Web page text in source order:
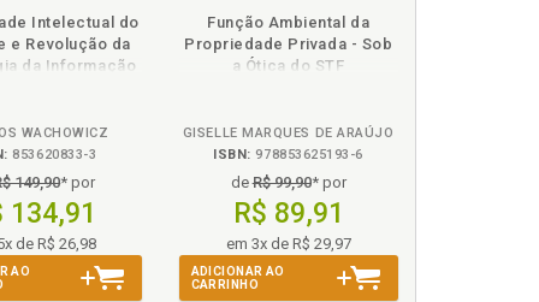
Disponível
na
B.V.
páginas
Intelectual do
e Revolução da
da Informação
WACHOWICZ
853620833-3
149,90* por
134,91
de R$ 26,98
AO
disponível
em
eBook
Disponível
na
B.V.
páginas
Função Ambiental da
Propriedade Privada - Sob
a Ótica do STF
GISELLE MARQUES DE ARAÚJO
ISBN: 978853625193-6
deR$ 99,90* por
R$ 89,91
em 3x de R$ 29,97
ADICIONAR AO
CARRINHO